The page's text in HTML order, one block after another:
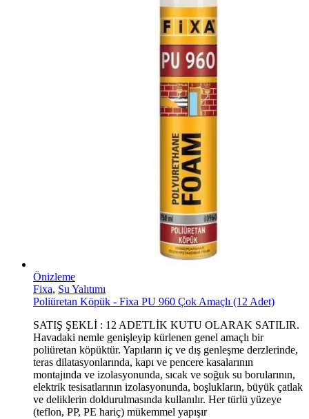
Önizleme
Fixa, Su Yalıtımı
Poliüretan Köpük - Fixa PU 960 Çok Amaçlı (12 Adet)
SATIŞ ŞEKLİ : 12 ADETLİK KUTU OLARAK SATILIR.
Havadaki nemle genişleyip kürlenen genel amaçlı bir
poliüretan köpüktür. Yapıların iç ve dış genleşme derzlerinde,
teras dilatasyonlarında, kapı ve pencere kasalarının
montajında ve izolasyonunda, sıcak ve soğuk su borularının,
elektrik tesisatlarının izolasyonunda, boşlukların, büyük çatlak
ve deliklerin doldurulmasında kullanılır. Her türlü yüzeye
(teflon, PP, PE hariç) mükemmel yapışır